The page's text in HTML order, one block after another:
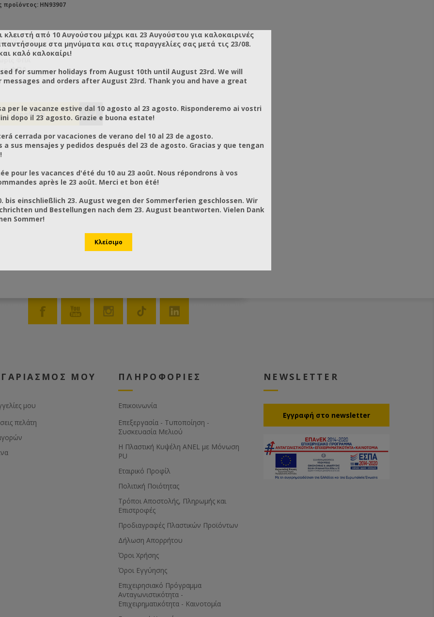
προϊόντος: HN93907
με Μέλι 100gr
ΦΠΑ
ΦΠΑ
ΜΟΥ
μου
πελάτη
ΠΛΗΡΟΦΟΡΙΕΣ
Επικοινωνία
Επεξεργασία - Τυποποίηση -
Συσκευασία Μελιού
Η Πλαστική Κυψέλη ANEL με Μόνωση
PU
Εταιρικό Προφίλ
Πολιτική Ποιότητας
Τρόποι Αποστολής, Πληρωμής και
Επιστροφές
Προδιαγραφές Πλαστικών Προϊόντων
Δήλωση Απορρήτου
Όροι Χρήσης
Όροι Εγγύησης
Eπιχειρησιακό Πρόγραμμα
Ανταγωνιστικότητα -
Επιχειρηματικότητα - Καινοτομία
NEWSLETTER
Eγγραφή στο newsletter
κλειστή από 10 Αυγούστου μέχρι και 23 Αυγούστου για καλοκαιρινές
στα μηνύματα και στις παραγγελίες σας μετά τις 23/08.
καλό καλοκαίρι!
for summer holidays from August 10th until August 23rd. We will
messages and orders after August 23rd. Thank you and have a great
per le vacanze estive dal 10 agosto al 23 agosto. Risponderemo ai vostri
dopo il 23 agosto. Grazie e buona estate!
cerrada por vacaciones de verano del 10 al 23 de agosto.
a sus mensajes y pedidos después del 23 de agosto. Gracias y que tengan
pour les vacances d'été du 10 au 23 août. Nous répondrons à vos
après le 23 août. Merci et bon été!
bis einschließlich 23. August wegen der Sommerferien geschlossen. Wir
und Bestellungen nach dem 23. August beantworten. Vielen Dank
Sommer!